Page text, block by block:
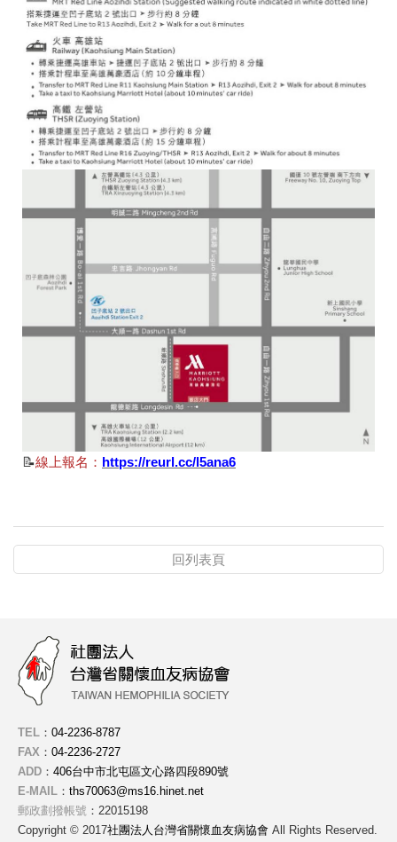
📝線上報名： https://reurl.cc/l5ana6
回列表頁
TEL ： 04-2236-8787
FAX ： 04-2236-2727
ADD ： 406台中市北屯區文心路四段890號
E-MAIL ： ths70063@ms16.hinet.net
郵政劃撥帳號 ：22015198
Copyright © 2017社團法人台灣省關懷血友病協會 All Rights Reserved.